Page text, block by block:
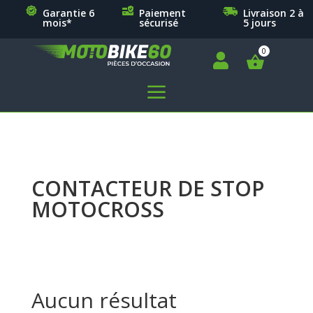
Garantie 6
mois*
Paiement
sécurisé
Livraison 2 à
5 jours

a
CONTACTEUR DE STOP
MOTOCROSS
Aucun résultat